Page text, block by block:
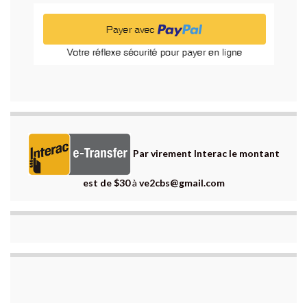
Par virement Interac le montant
est de $30à ve2cbs@gmail.com